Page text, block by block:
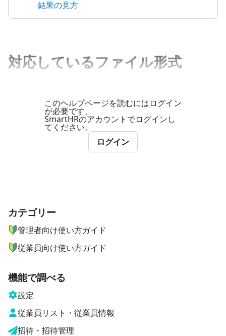
結果の見方
対応しているファイル形式
このヘルプページを読むにはログイン
が必要です。
SmartHRのアカウントでログインし
てください。
ログイン
ナビゲーションメニュー
カテゴリー
管理者向け使い方ガイド
従業員向け使い方ガイド
機能で調べる
設定
従業員リスト・従業員情報
招待・招待管理